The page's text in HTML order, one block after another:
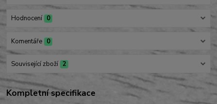
Hodnocení 0
Komentáře 0
Související zboží 2
Kompletní specifikace